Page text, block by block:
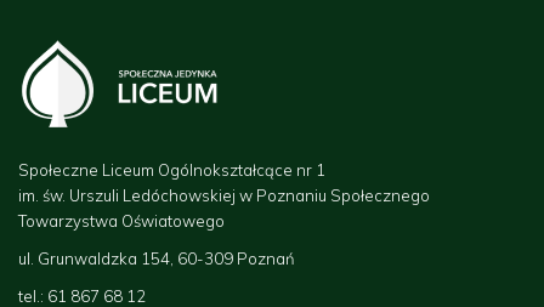
Społeczne Liceum Ogólnokształcące nr 1
im. św. Urszuli Ledóchowskiej w Poznaniu Społecznego
Towarzystwa Oświatowego
ul. Grunwaldzka 154, 60-309 Poznań
tel.: 61 867 68 12